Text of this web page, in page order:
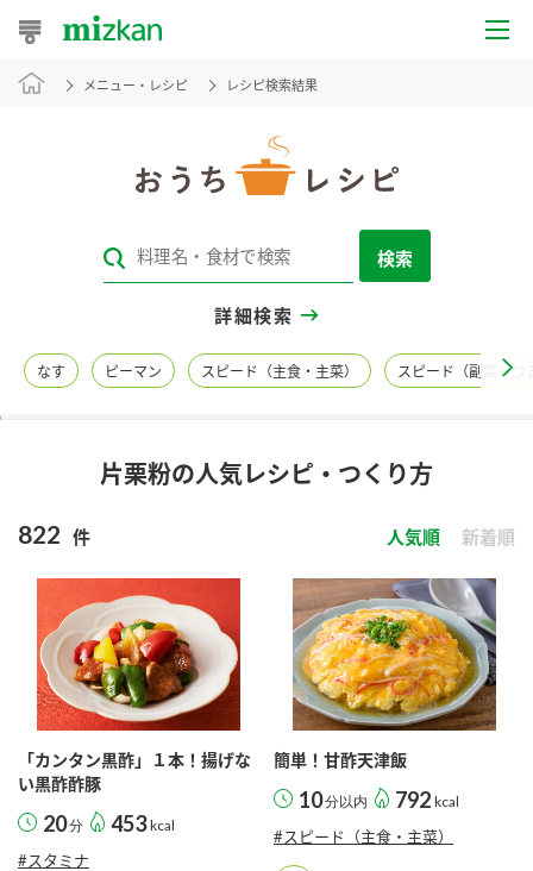
おうちレシピ
レシピカテゴリ一覧
レシピ名特集
商品情報
商品カテゴリ
酢 調味酢
お酢ドリンク ぽん酢
みりん風・料理酒
新商品一覧
キャンペーン情報
ブランド・スペシャルサイト
ブランド・スペシャルサイト トップ
商品ブランドサイト
Fibee（ファイビー）
企業情報
メニュー・レシピ レシピ検索結果
検索
詳細検索
なす ピーマン スピード（主食・主菜） スピード（副菜・つ
片栗粉の人気レシピ・つくり方
822 件 人気順 新着順
「カンタン黒酢」１本！揚げな
い黒酢酢豚
20分 453 kcal
#スタミナ
簡単！甘酢天津飯
10分以内 792 kcal
#スピード（主食・主菜）